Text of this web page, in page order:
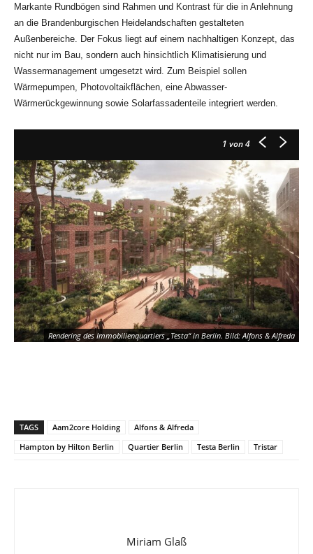
Markante Rundbögen sind Rahmen und Kontrast für die in Anlehnung
an die Brandenburgischen Heidelandschaften gestalteten
Außenbereiche. Der Fokus liegt auf einem nachhaltigen Konzept, das
nicht nur im Bau, sondern auch hinsichtlich Klimatisierung und
Wassermanagement umgesetzt wird. Zum Beispiel sollen
Wärmepumpen, Photovoltaikflächen, eine Abwasser-
Wärmerückgewinnung sowie Solarfassadenteile integriert werden.
1 von 4
Rendering des Immobilienquartiers „Testa“ in Berlin. Bild: Alfons & Alfreda
TAGS Aam2core Holding
Alfons & Alfreda
Hampton by Hilton Berlin
Quartier Berlin Testa Berlin Tristar
Miriam Glaß